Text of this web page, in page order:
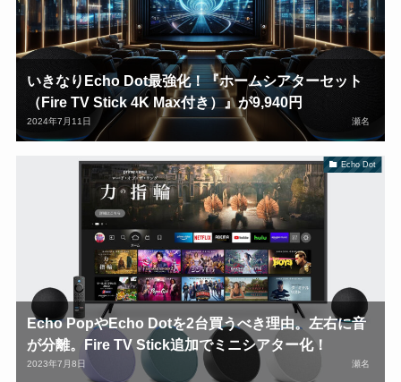
いきなりEcho Dot最強化！『ホームシアターセット
（Fire TV Stick 4K Max付き）』が9,940円
2024年7月11日 瀬名
Echo Dot
Echo PopやEcho Dotを2台買うべき理由。左右に音
が分離。Fire TV Stick追加でミニシアター化！
2023年7月8日 瀬名